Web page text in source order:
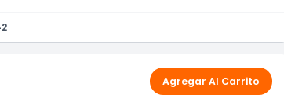
Agregar Al Carrito